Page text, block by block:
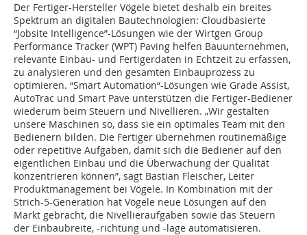
Der Fertiger-Hersteller Vögele bietet deshalb ein breites
Spektrum an digitalen Bautechnologien: Cloudbasierte
“Jobsite Intelligence”-Lösungen wie der Wirtgen Group
Performance Tracker (WPT) Paving helfen Bauunternehmen,
relevante Einbau- und Fertigerdaten in Echtzeit zu erfassen,
zu analysieren und den gesamten Einbauprozess zu
optimieren. “Smart Automation“-Lösungen wie Grade Assist,
AutoTrac und Smart Pave unterstützen die Fertiger-Bediener
wiederum beim Steuern und Nivellieren. „Wir gestalten
unsere Maschinen so, dass sie ein optimales Team mit den
Bedienern bilden. Die Fertiger übernehmen routinemäßige
oder repetitive Aufgaben, damit sich die Bediener auf den
eigentlichen Einbau und die Überwachung der Qualität
konzentrieren können”, sagt Bastian Fleischer, Leiter
Produktmanagement bei Vögele. In Kombination mit der
Strich-5-Generation hat Vögele neue Lösungen auf den
Markt gebracht, die Nivellieraufgaben sowie das Steuern
der Einbaubreite, -richtung und -lage automatisieren.